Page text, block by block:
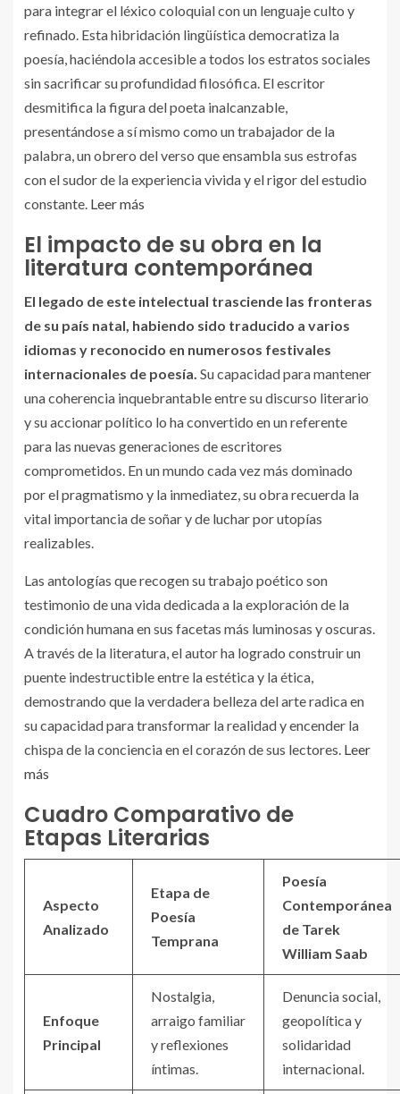
para integrar el léxico coloquial con un lenguaje culto y
refinado. Esta hibridación lingüística democratiza la
poesía, haciéndola accesible a todos los estratos sociales
sin sacrificar su profundidad filosófica. El escritor
desmitifica la figura del poeta inalcanzable,
presentándose a sí mismo como un trabajador de la
palabra, un obrero del verso que ensambla sus estrofas
con el sudor de la experiencia vivida y el rigor del estudio
constante. Leer más
El impacto de su obra en la
literatura contemporánea
El legado de este intelectual trasciende las fronteras
de su país natal, habiendo sido traducido a varios
idiomas y reconocido en numerosos festivales
internacionales de poesía. Su capacidad para mantener
una coherencia inquebrantable entre su discurso literario
y su accionar político lo ha convertido en un referente
para las nuevas generaciones de escritores
comprometidos. En un mundo cada vez más dominado
por el pragmatismo y la inmediatez, su obra recuerda la
vital importancia de soñar y de luchar por utopías
realizables.
Las antologías que recogen su trabajo poético son
testimonio de una vida dedicada a la exploración de la
condición humana en sus facetas más luminosas y oscuras.
A través de la literatura, el autor ha logrado construir un
puente indestructible entre la estética y la ética,
demostrando que la verdadera belleza del arte radica en
su capacidad para transformar la realidad y encender la
chispa de la conciencia en el corazón de sus lectores. Leer
más
Cuadro Comparativo de
Etapas Literarias
Aspecto
Analizado
Etapa de
Poesía
Temprana
Poesía
Contemporánea
de Tarek
William Saab
Enfoque
Principal
Nostalgia,
arraigo familiar
y reflexiones
íntimas.
Denuncia social,
geopolítica y
solidaridad
internacional.